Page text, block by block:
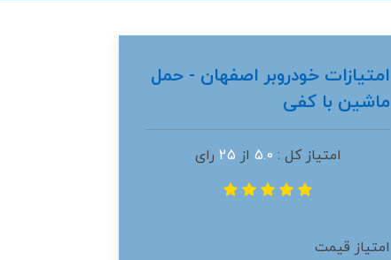
امتیازات خودروبر اصفهان - حمل
ماشین با کفی
امتیاز کل : 5.0 از 25 رای
امتیاز قیمت